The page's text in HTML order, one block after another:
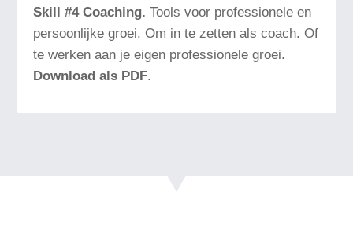
Skill #4 Coaching. Tools voor professionele en
persoonlijke groei. Om in te zetten als coach. Of
te werken aan je eigen professionele groei.
Download als PDF.